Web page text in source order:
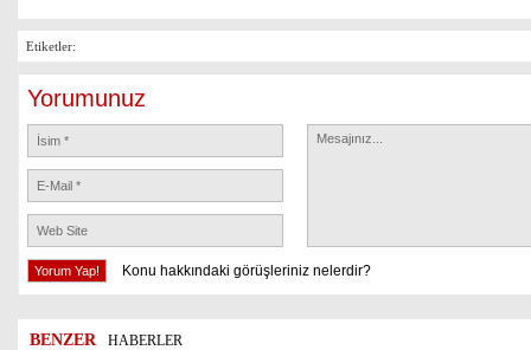
Etiketler:
Yorumunuz
Konu hakkındaki görüşleriniz nelerdir?
BENZER HABERLER